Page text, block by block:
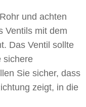
und achten
Ventils mit dem
Das Ventil sollte
sichere
Sie sicher, dass
zeigt, in die